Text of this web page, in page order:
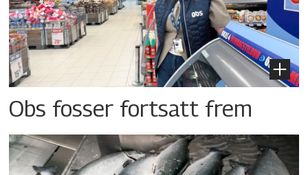
Obs fosser fortsatt frem